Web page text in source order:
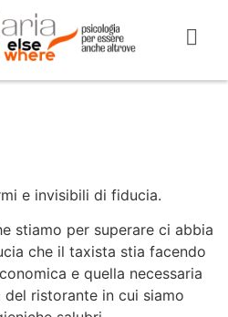
e invisibili di fiducia.
stiamo per superare ci abbia
che il taxista stia facendo
e quella necessaria
ristorante in cui siamo